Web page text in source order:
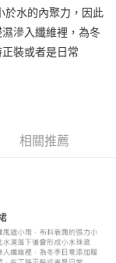
於水的內聚力，因此
滲入纖維裡，為冬
裝或者是日常
相關推薦